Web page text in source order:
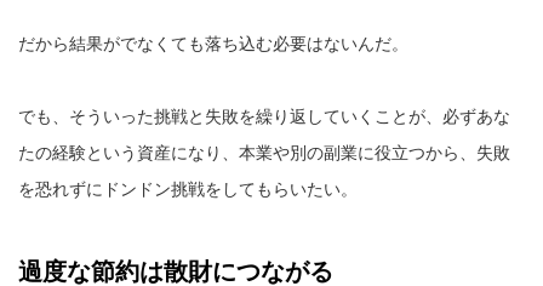
だから結果がでなくても落ち込む必要はないんだ。
でも、そういった挑戦と失敗を繰り返していくことが、必ずあな
たの経験という資産になり、本業や別の副業に役立つから、失敗
を恐れずにドンドン挑戦をしてもらいたい。
過度な節約は散財につながる